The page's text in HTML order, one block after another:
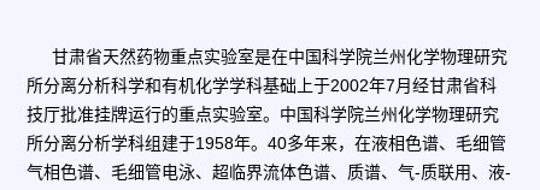
甘肃省天然药物重点实验室是在中国科学院兰州化学物理研究
所分离分析科学和有机化学学科基础上于2002年7月经甘肃省科
技厅批准挂牌运行的重点实验室。中国科学院兰州化学物理研究
所分离分析学科组建于1958年。40多年来，在液相色谱、毛细管
气相色谱、毛细管电泳、超临界流体色谱、质谱、气-质联用、液-